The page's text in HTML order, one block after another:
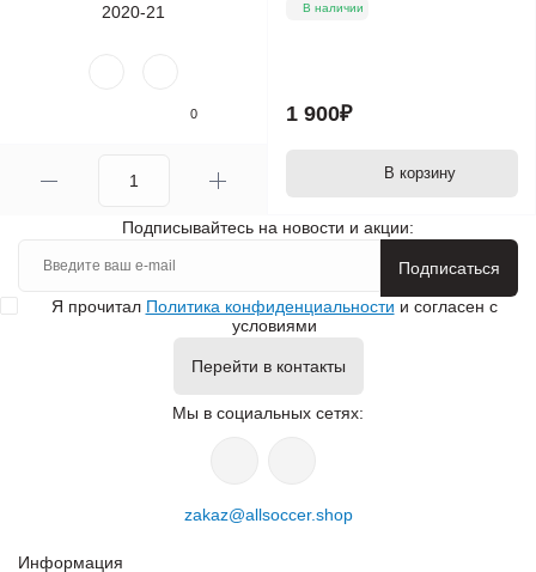
0
В наличии
1 900₽
В корзину
Подписывайтесь на новости и акции:
Подписаться
Я прочитал Политика конфиденциальности и согласен с
условиями
Перейти в контакты
Мы в социальных сетях:
zakaz@allsoccer.shop
Информация